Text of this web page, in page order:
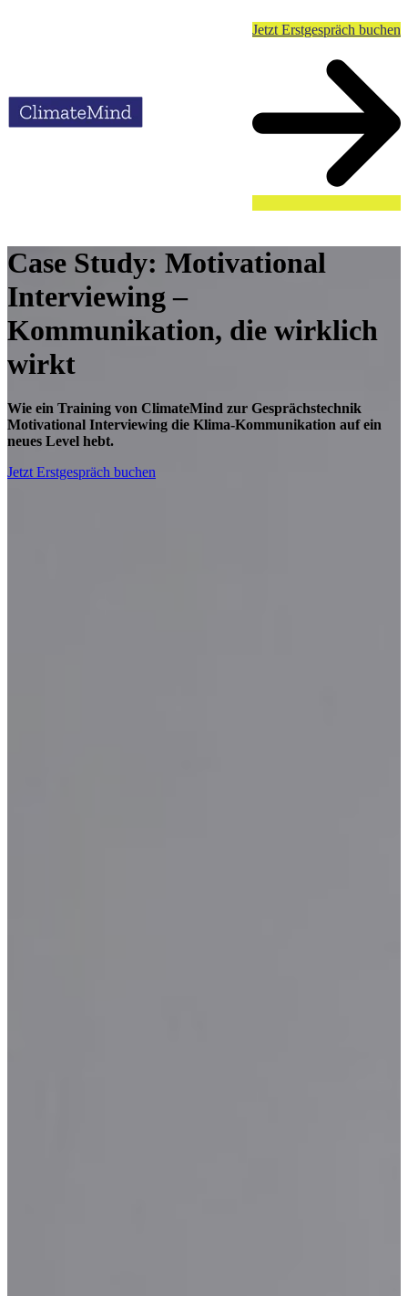
Jetzt Erstgespräch buchen
Case Study: Motivational
Interviewing –
Kommunikation, die wirklich
wirkt
Wie ein Training von ClimateMind zur Gesprächstechnik
Motivational Interviewing die Klima-Kommunikation auf ein
neues Level hebt.
Jetzt Erstgespräch buchen